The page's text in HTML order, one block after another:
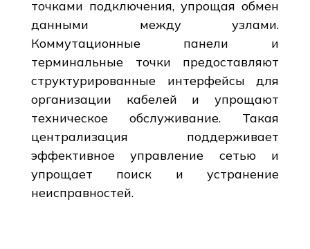
точками подключения, упрощая обмен
данными между узлами.
Коммутационные панели и
терминальные точки предоставляют
структурированные интерфейсы для
организации кабелей и упрощают
техническое обслуживание. Такая
централизация поддерживает
эффективное управление сетью и
упрощает поиск и устранение
неисправностей.